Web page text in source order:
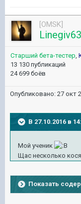
[OMSK]
Linegiv63
Старший бета-тестер
13 130 публикаций
24 699 боёв
Опубликовано: 27 окт
В 27.10.2016 в
Мой ученик
Щас несколько
Показать